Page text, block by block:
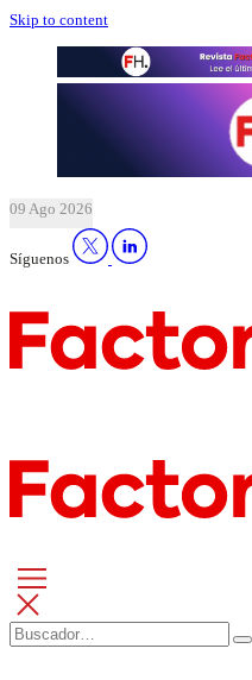
Skip to content
09 Ago 2026
Síguenos